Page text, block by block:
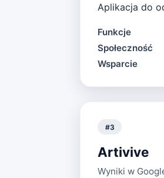
Aplikacja do
Funkcje
Społeczność
Wsparcie
#3
Artivive
Wyniki w